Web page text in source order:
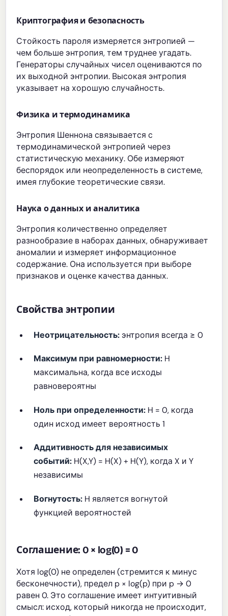
Криптография и безопасность
Стойкость пароля измеряется энтропией —
чем больше энтропия, тем труднее угадать.
Генераторы случайных чисел оцениваются по
их выходной энтропии. Высокая энтропия
указывает на хорошую случайность.
Физика и термодинамика
Энтропия Шеннона связывается с
термодинамической энтропией через
статистическую механику. Обе измеряют
беспорядок или неопределенность в системе,
имея глубокие теоретические связи.
Наука о данных и аналитика
Энтропия количественно определяет
разнообразие в наборах данных, обнаруживает
аномалии и измеряет информационное
содержание. Она используется при выборе
признаков и оценке качества данных.
Свойства энтропии
Неотрицательность: энтропия всегда ≥ 0
Максимум при равномерности: H
максимальна, когда все исходы
равновероятны
Ноль при определенности: H = 0, когда
один исход имеет вероятность 1
Аддитивность для независимых
событий: H(X,Y) = H(X) + H(Y), когда X и Y
независимы
Вогнутость: H является вогнутой
функцией вероятностей
Соглашение: 0 × log(0) = 0
Хотя log(0) не определен (стремится к минус
бесконечности), предел p × log(p) при p → 0
равен 0. Это соглашение имеет интуитивный
смысл: исход, который никогда не происходит,